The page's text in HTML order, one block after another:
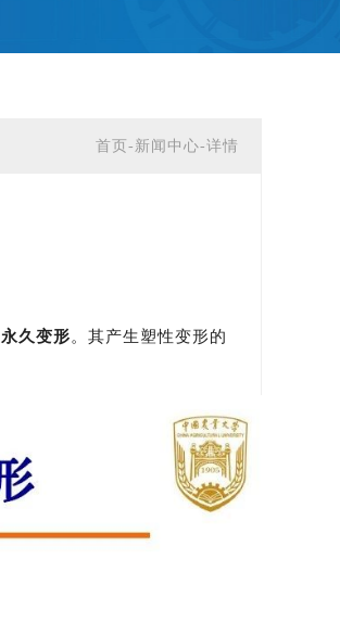
首页- 新闻中心-详情
永久变形。其产生塑性变形的